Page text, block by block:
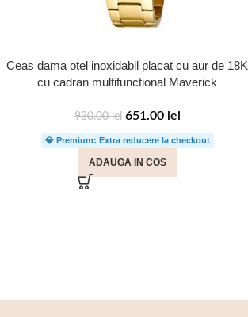
Ceas dama otel inoxidabil placat cu aur de 18K
cu cadran multifunctional Maverick
930.00lei 651.00 lei
💎 Premium: Extra reducere la checkout
ADAUGA IN COS